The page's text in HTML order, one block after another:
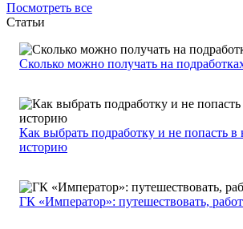
Посмотреть все
Статьи
Сколько можно получать на
Как выбрать подработку и не попасть
историю
ГК «Император»: путешествовать,